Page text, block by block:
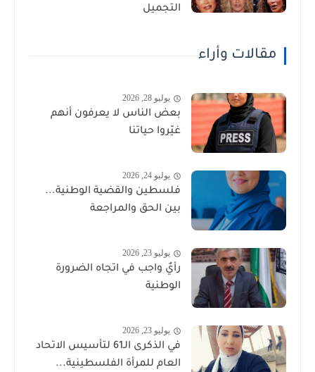
التجميل
مقالات وأراء
يوليو 28, 2026
بعض الناس لا يعرفون أنهم
غيّروا حياتنا
يوليو 24, 2026
فلسطين والقضية الوطنية...
بين الحق والمراجعة
يوليو 23, 2026
رأيٌ واجب في اتجاه الضرورة
الوطنية
يوليو 23, 2026
في الذكرى الـ61 لتأسيس الاتحاد
العام للمرأة الفلسطينية...